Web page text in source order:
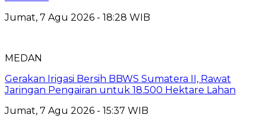
Jumat, 7 Agu 2026 - 18:28 WIB
MEDAN
Gerakan Irigasi Bersih BBWS Sumatera II, Rawat
Jaringan Pengairan untuk 18.500 Hektare Lahan
Jumat, 7 Agu 2026 - 15:37 WIB